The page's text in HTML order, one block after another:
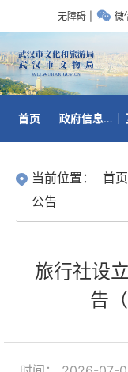
无障碍 微
首页 政府信息公开
当前位置： 首页
公告
旅行社设
告